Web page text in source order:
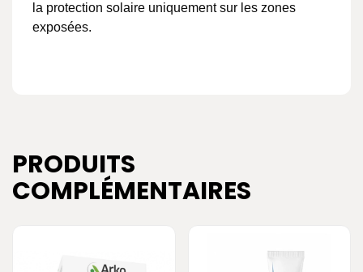
la protection solaire uniquement sur les zones
exposées.
PRODUITS
COMPLÉMENTAIRES